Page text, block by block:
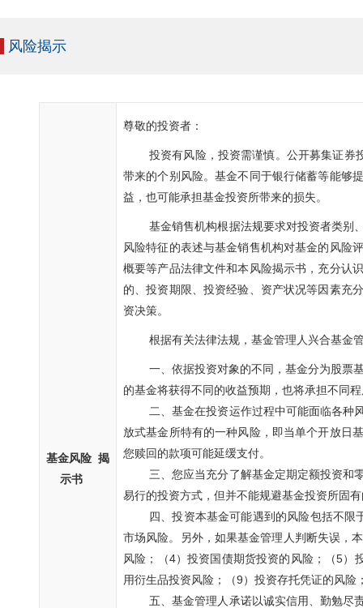
风险揭示
基金风险 揭
示书
尊敬的投资者：
投资有风险，投资需谨慎。公开募集证券
带来的个别风险。基金不同于银行储蓄等能够
益，也可能承担基金投资所带来的损失。
基金销售机构根据法规要求对投资者类别
风险特征的表述与基金销售机构对基金的风险
概要等产品法律文件和本风险揭示书，充分认
的、投资期限、投资经验、资产状况等因素充
资决策。
根据有关法律法规，基金管理人兴合基金
一、依据投资对象的不同，基金分为股票
的基金将获得不同的收益预期，也将承担不同
二、基金在投资运作过程中可能面临各种
放式基金所特有的一种风险，即当单个开放日
您赎回的款项可能延缓支付。
三、您应当充分了解基金定期定额投资和
易行的投资方式，但并不能规避基金投资所固
四、投资本基金可能遇到的风险包括不限
市场风险。另外，如果基金管理人判断失误，
风险；（4）投资国债期货投资的风险；（5）
用衍生品投资风险；（9）投资存托凭证的风险
五、基金管理人承诺以诚实信用、勤勉尽